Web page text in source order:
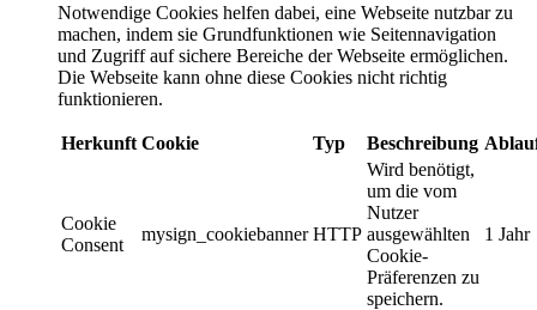
Notwendige Cookies helfen dabei, eine Webseite nutzbar zu
machen, indem sie Grundfunktionen wie Seitennavigation
und Zugriff auf sichere Bereiche der Webseite ermöglichen.
Die Webseite kann ohne diese Cookies nicht richtig
funktionieren.
Herkunft Cookie Typ Beschreibung
Cookie
Consent
mysign_cookiebanner HTTP
Wird benötigt,
um die vom
Nutzer
ausgewählten
Cookie-
Präferenzen zu
speichern.
1 Jahr